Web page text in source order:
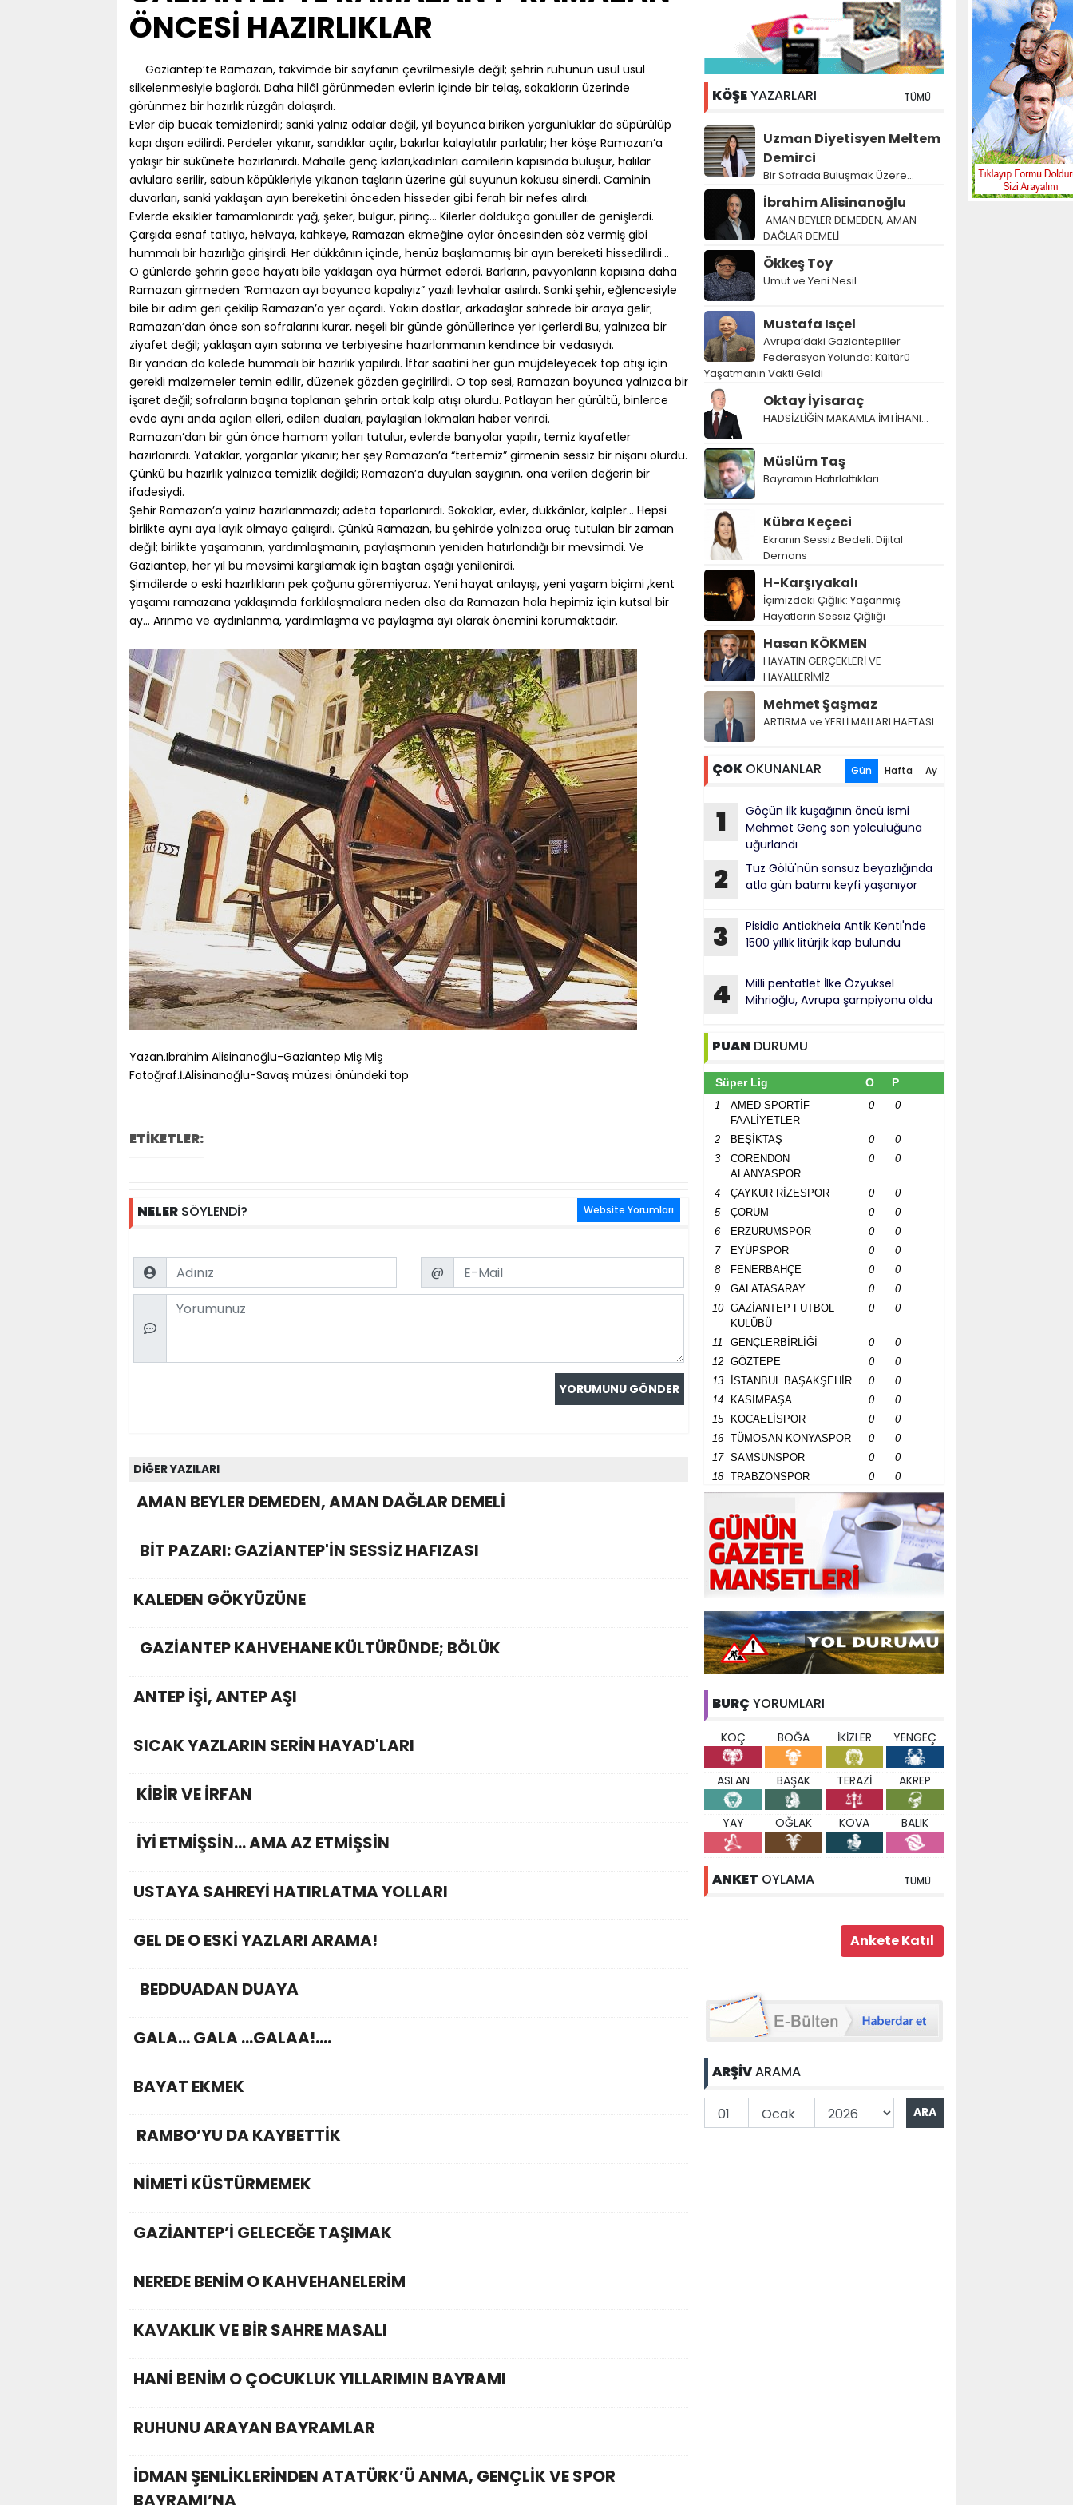
ÖNCESİ HAZIRLIKLAR
Gaziantep’te Ramazan, takvimde bir sayfanın çevrilmesiyle değil; şehrin ruhunun usul usul
silkelenmesiyle başlardı. Daha hilâl görünmeden evlerin içinde bir telaş, sokakların üzerinde
görünmez bir hazırlık rüzgârı dolaşırdı.
Evler dip bucak temizlenirdi; sanki yalnız odalar değil, yıl boyunca biriken yorgunluklar da süpürülüp
kapı dışarı edilirdi. Perdeler yıkanır, sandıklar açılır, bakırlar kalaylatılır parlatılır; her köşe Ramazan’a
yakışır bir sükûnete hazırlanırdı. Mahalle genç kızları,kadınları camilerin kapısında buluşur, halılar
avlulara serilir, sabun köpükleriyle yıkanan taşların üzerine gül suyunun kokusu sinerdi. Caminin
duvarları, sanki yaklaşan ayın bereketini önceden hisseder gibi ferah bir nefes alırdı.
Evlerde eksikler tamamlanırdı: yağ, şeker, bulgur, pirinç… Kilerler doldukça gönüller de genişlerdi.
Çarşıda esnaf tatlıya, helvaya, kahkeye, Ramazan ekmeğine aylar öncesinden söz vermiş gibi
hummalı bir hazırlığa girişirdi. Her dükkânın içinde, henüz başlamamış bir ayın bereketi hissedilirdi...
O günlerde şehrin gece hayatı bile yaklaşan aya hürmet ederdi. Barların, pavyonların kapısına daha
Ramazan girmeden “Ramazan ayı boyunca kapalıyız” yazılı levhalar asılırdı. Sanki şehir, eğlencesiyle
bile bir adım geri çekilip Ramazan’a yer açardı. Yakın dostlar, arkadaşlar sahrede bir araya gelir;
Ramazan’dan önce son sofralarını kurar, neşeli bir günde gönüllerince yer içerlerdi.Bu, yalnızca bir
ziyafet değil; yaklaşan ayın sabrına ve terbiyesine hazırlanmanın kendince bir vedasıydı.
Bir yandan da kalede hummalı bir hazırlık yapılırdı. İftar saatini her gün müjdeleyecek top atışı için
gerekli malzemeler temin edilir, düzenek gözden geçirilirdi. O top sesi, Ramazan boyunca yalnızca bir
işaret değil; sofraların başına toplanan şehrin ortak kalp atışı olurdu. Patlayan her gürültü, binlerce
evde aynı anda açılan elleri, edilen duaları, paylaşılan lokmaları haber verirdi.
Ramazan’dan bir gün önce hamam yolları tutulur, evlerde banyolar yapılır, temiz kıyafetler
hazırlanırdı. Yataklar, yorganlar yıkanır; her şey Ramazan’a “tertemiz” girmenin sessiz bir nişanı olurdu.
Çünkü bu hazırlık yalnızca temizlik değildi; Ramazan’a duyulan saygının, ona verilen değerin bir
ifadesiydi.
Şehir Ramazan’a yalnız hazırlanmazdı; adeta toparlanırdı. Sokaklar, evler, dükkânlar, kalpler… Hepsi
birlikte aynı aya layık olmaya çalışırdı. Çünkü Ramazan, bu şehirde yalnızca oruç tutulan bir zaman
değil; birlikte yaşamanın, yardımlaşmanın, paylaşmanın yeniden hatırlandığı bir mevsimdi. Ve
Gaziantep, her yıl bu mevsimi karşılamak için baştan aşağı yenilenirdi.
Şimdilerde o eski hazırlıkların pek çoğunu göremiyoruz. Yeni hayat anlayışı, yeni yaşam biçimi ,kent
yaşamı ramazana yaklaşımda farklılaşmalara neden olsa da Ramazan hala hepimiz için kutsal bir
ay… Arınma ve aydınlanma, yardımlaşma ve paylaşma ayı olarak önemini korumaktadır.
Yazan.Ibrahim Alisinanoğlu-Gaziantep Miş Miş
Fotoğraf.İ.Alisinanoğlu-Savaş müzesi önündeki top
ETİKETLER:
NELER SÖYLENDİ? Website Yorumları
Name Email
@
Comment
DİĞER YAZILARI
AMAN BEYLER DEMEDEN, AMAN DAĞLAR DEMELİ
BİT PAZARI: GAZİANTEP'İN SESSİZ HAFIZASI
KALEDEN GÖKYÜZÜNE
GAZİANTEP KAHVEHANE KÜLTÜRÜNDE; BÖLÜK
ANTEP İŞİ, ANTEP AŞI
SICAK YAZLARIN SERİN HAYAD'LARI
KİBİR VE İRFAN
İYİ ETMİŞSİN… AMA AZ ETMİŞSİN
USTAYA SAHREYİ HATIRLATMA YOLLARI
GEL DE O ESKİ YAZLARI ARAMA!
BEDDUADAN DUAYA
GALA… GALA …GALAA!....
BAYAT EKMEK
RAMBO’YU DA KAYBETTİK
NİMETİ KÜSTÜRMEMEK
GAZİANTEP’İ GELECEĞE TAŞIMAK
NEREDE BENİM O KAHVEHANELERİM
KAVAKLIK VE BİR SAHRE MASALI
HANİ BENİM O ÇOCUKLUK YILLARIMIN BAYRAMI
RUHUNU ARAYAN BAYRAMLAR
İDMAN ŞENLİKLERİNDEN ATATÜRK’Ü ANMA, GENÇLİK VE SPOR
BAYRAMI’NA
KÖŞEYAZARLARI TÜMÜ
Uzman Diyetisyen Meltem
Demirci
Bir Sofrada Buluşmak Üzere…
İbrahim Alisinanoğlu
AMAN BEYLER DEMEDEN, AMAN
DAĞLAR DEMELİ
Ökkeş Toy
Umut ve Yeni Nesil
Mustafa Isçel
Avrupa’daki Gaziantepliler
Federasyon Yolunda: Kültürü
Yaşatmanın Vakti Geldi
Oktay İyisaraç
HADSİZLİĞİN MAKAMLA İMTİHANI…
Müslüm Taş
Bayramın Hatırlattıkları
Kübra Keçeci
Ekranın Sessiz Bedeli: Dijital
Demans
H-Karşıyakalı
İçimizdeki Çığlık: Yaşanmış
Hayatların Sessiz Çığlığı
Hasan KÖKMEN
HAYATIN GERÇEKLERİ VE
HAYALLERİMİZ
Mehmet Şaşmaz
ARTIRMA ve YERLİ MALLARI HAFTASI
ÇOK OKUNANLAR Gün Hafta Ay
1
Göçün ilk kuşağının öncü ismi
Mehmet Genç son yolculuğuna
uğurlandı
2
Tuz Gölü'nün sonsuz beyazlığında
atla gün batımı keyfi yaşanıyor
3
Pisidia Antiokheia Antik Kenti'nde
1500 yıllık litürjik kap bulundu
4
Milli pentatlet İlke Özyüksel
Mihrioğlu, Avrupa şampiyonu oldu
PUAN DURUMU
Süper Lig O P
1
AMED SPORTİF
FAALİYETLER
0 0
2 BEŞİKTAŞ 0
0
3
CORENDON
ALANYASPOR
0 0
4 ÇAYKUR RİZESPOR 0
0
5
ÇORUM 0
0
6
ERZURUMSPOR 0
0
7
EYÜPSPOR 0
0
8
FENERBAHÇE 0
0
9
GALATASARAY 0
0
10
GAZİANTEP FUTBOL
KULÜBÜ
0 0
11 GENÇLERBİRLİĞİ 0
0
12
GÖZTEPE 0
0
13
İSTANBUL BAŞAKŞEHİR 0
0
14
KASIMPAŞA 0
0
15
KOCAELİSPOR 0
0
16
TÜMOSAN KONYASPOR 0
0
17
SAMSUNSPOR 0
0
18
TRABZONSPOR 0 0
BURÇ YORUMLARI
KOÇ BOĞA İKİZLER YENGEÇ
ASLAN BAŞAK TERAZİ AKREP
YAY OĞLAK KOVA BALIK
ANKET OYLAMA TÜMÜ
ARŞİVARAMA